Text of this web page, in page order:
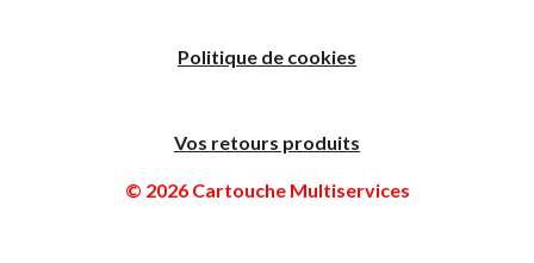
Politique de cookies
Vos retours produits
© 2026 Cartouche Multiservices